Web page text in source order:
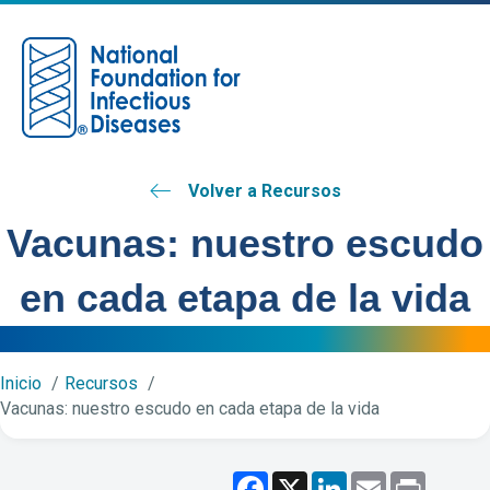
Volver a Recursos
Vacunas: nuestro escudo
en cada etapa de la vida
Inicio
Recursos
Vacunas: nuestro escudo en cada etapa de la vida
F X L E P